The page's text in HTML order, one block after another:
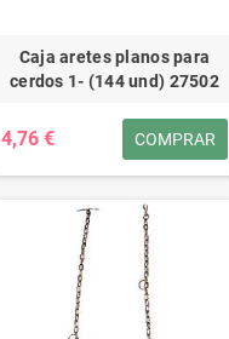
Caja aretes planos para
cerdos 1- (144 und) 27502
4,76 € COMPRAR